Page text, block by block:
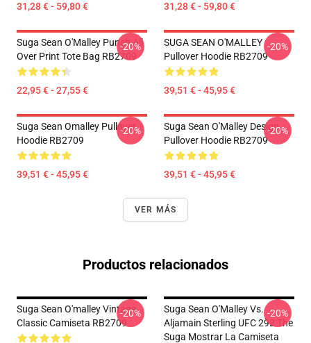
31,28 € - 59,80 € 31,28 € - 59,80 €
Suga Sean O'Malley Punch All
Over Print Tote Bag RB2709
22,95 € - 27,55 €
-20%
SUGA SEAN O'MALLEY
Pullover Hoodie RB2709
39,51 € - 45,95 €
-20%
Suga Sean Omalley Pullover
Hoodie RB2709
39,51 € - 45,95 €
-20%
Suga Sean O'Malley Design
Pullover Hoodie RB2709
39,51 € - 45,95 €
-20%
VER MÁS
Productos relacionados
Suga Sean O'malley Vintage
Classic Camiseta RB2709
-20%
Suga Sean O'Malley Vs.
Aljamain Sterling UFC 292 The
Suga Mostrar La Camiseta
-20%